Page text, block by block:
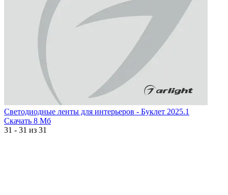
Светодиодные ленты для интерьеров - Буклет 2025.1
Скачать 8 Мб
31 - 31 из 31